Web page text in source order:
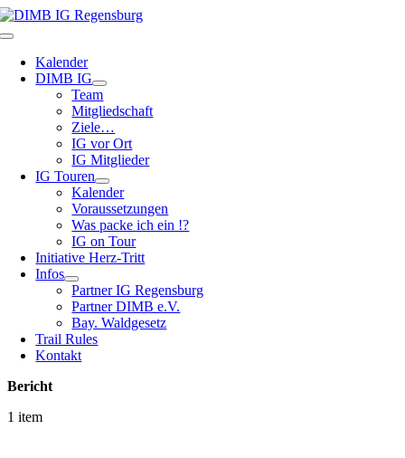
Zum
Inhalt
Toggle
NavigationKalender
DIMB IG
Team
Mitgliedschaft
Ziele…
IG vor Ort
IG Mitglieder
IG Touren
Kalender
Voraussetzungen
Was packe ich ein !?
IG on Tour
Initiative Herz-Tritt
Infos
Partner IG Regensburg
Partner DIMB e.V.
Bay. Waldgesetz
Trail Rules
Kontakt
Bericht
1 item